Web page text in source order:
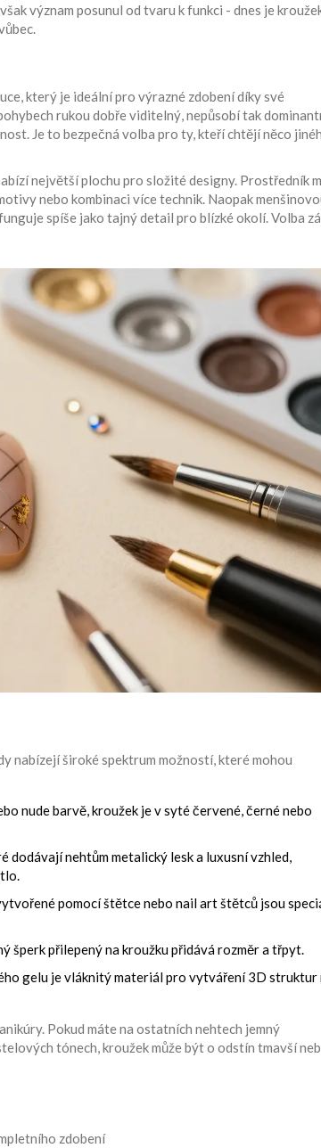
význam posunul od tvaru k funkci - dnes je
který je ideální pro výrazné zdobení díky své
rukou dobře viditelný, nepůsobí tak
Je to bezpečná volba pro ty, kteří chtějí něco
největší plochu pro složité designy. Prostředník
nebo kombinaci více technik. Naopak
spíše jako tajný detail pro blízké okolí. Volba
nabízejí široké spektrum možností, které mohou
nude barvě, kroužek je v syté červené, černé nebo
dodávají nehtům metalický lesk a luxusní vzhled,
pomocí štětce nebo nail art štětců jsou
šperk přilepený na kroužku přidává rozměr a třpyt.
gelu jevláknitý materiál pro vytváření 3D struktur
Pokud máte na ostatních nehtech jemný
tónech, kroužek může být o odstín tmavší
zdobení